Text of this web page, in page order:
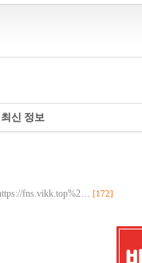
신 정보
fns.vikk.top%2… [172]